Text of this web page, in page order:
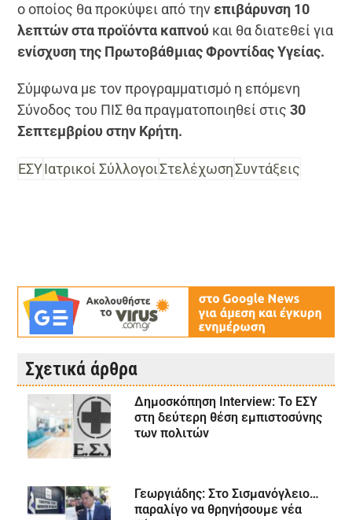
ο οποίος θα προκύψει από την επιβάρυνση 10
λεπτών στα προϊόντα καπνού και θα διατεθεί για
ενίσχυση της Πρωτοβάθμιας Φροντίδας Υγείας.
Σύμφωνα με τον προγραμματισμό η επόμενη
Σύνοδος του ΠΙΣ θα πραγματοποιηθεί στις 30
Σεπτεμβρίου στην Κρήτη.
ΕΣΥΙατρικοί ΣύλλογοιΣτελέχωσηΣυντάξεις
Σχετικά άρθρα
Δημοσκόπηση Interview: Το ΕΣΥ
στη δεύτερη θέση εμπιστοσύνης
των πολιτών
Γεωργιάδης: Στο Σισμανόγλειο…
παραλίγο να θρηνήσουμε νέα